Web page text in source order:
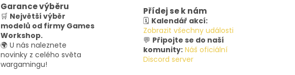
Garance výběru
🛒 Největší výběr
modelů od firmy Games
Workshop.
🌍 U nás naleznete
novinky z celého světa
wargamingu!
Přídej se k nám
🗓️ Kalendář akcí:
Zobrazit všechny události
💬 Připojte se do naší
komunity: Náš oficiální
Discord server